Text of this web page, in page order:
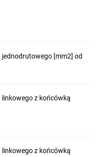
jednodrutowego [mm2] od
linkowego z końcówką
linkowego z końcówką